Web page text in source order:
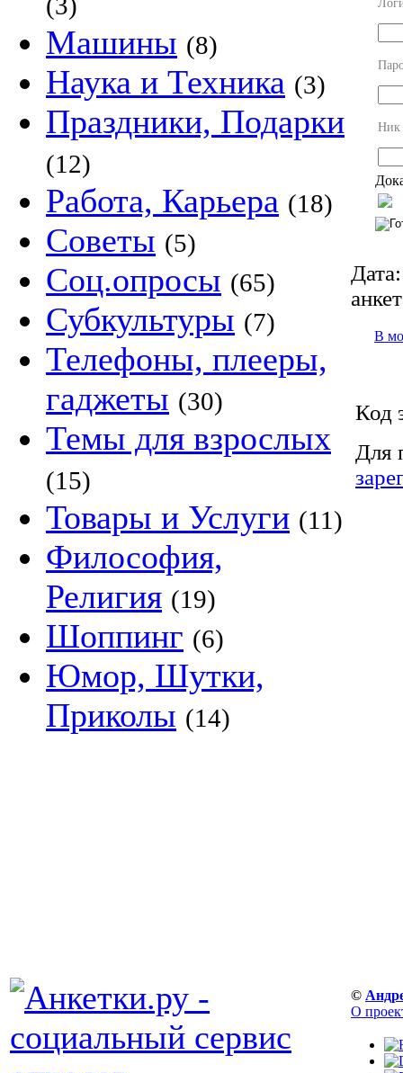
Машины (8)
Наука и Техника (3)
Праздники, Подарки
(12)
Работа, Карьера (18)
Советы (5)
Соц.опросы (65)
Субкультуры (7)
Телефоны, плееры,
гаджеты (30)
Темы для взрослых
(15)
Товары и Услуги (11)
Философия,
Религия (19)
Шоппинг (6)
Юмор, Шутки,
Приколы (14)
Ник
Дата:
В
Код
Для
©
О